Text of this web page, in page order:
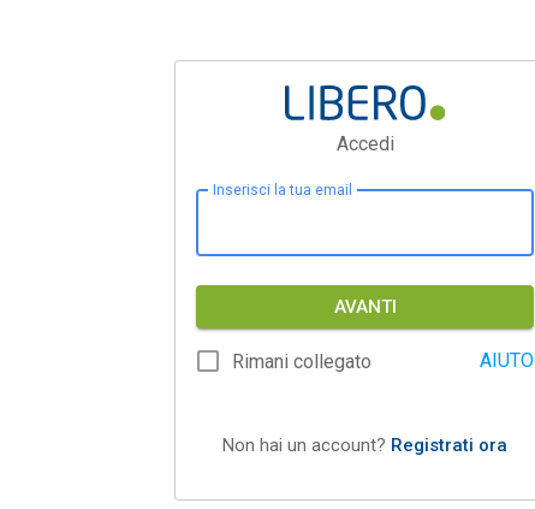
Accedi
Inserisci la tua email
AVANTI
Rimani collegato AIUTO
Non hai un account? Registrati ora